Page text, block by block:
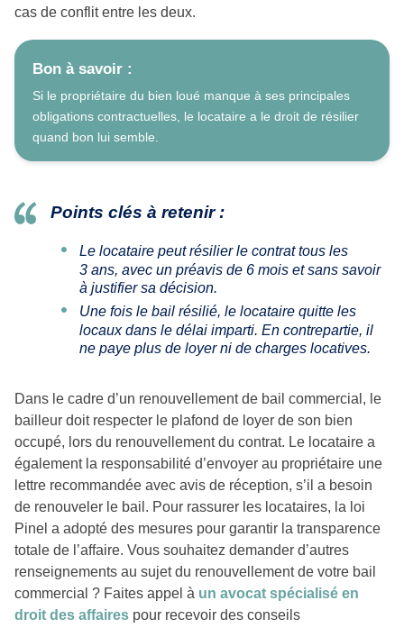
cas de conflit entre les deux.
Bon à savoir :
Si le propriétaire du bien loué manque à ses principales
obligations contractuelles, le locataire a le droit de résilier
quand bon lui semble.
Points clés à retenir :
Le locataire peut résilier le contrat tous les
3 ans, avec un préavis de 6 mois et sans savoir
à justifier sa décision.
Une fois le bail résilié, le locataire quitte les
locaux dans le délai imparti. En contrepartie, il
ne paye plus de loyer ni de charges locatives.
Dans le cadre d’un renouvellement de bail commercial, le
bailleur doit respecter le plafond de loyer de son bien
occupé, lors du renouvellement du contrat. Le locataire a
également la responsabilité d’envoyer au propriétaire une
lettre recommandée avec avis de réception, s’il a besoin
de renouveler le bail. Pour rassurer les locataires, la loi
Pinel a adopté des mesures pour garantir la transparence
totale de l’affaire. Vous souhaitez demander d’autres
renseignements au sujet du renouvellement de votre bail
commercial ? Faites appel à un avocat spécialisé en
droit des affaires pour recevoir des conseils